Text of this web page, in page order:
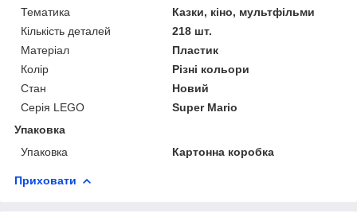
Тематика
Казки, кіно, мультфільми
Кількість деталей
218 шт.
Матеріал
Пластик
Колір
Різні кольори
Стан
Новий
Серія LEGO
Super Mario
Упаковка
Упаковка
Картонна коробка
Приховати